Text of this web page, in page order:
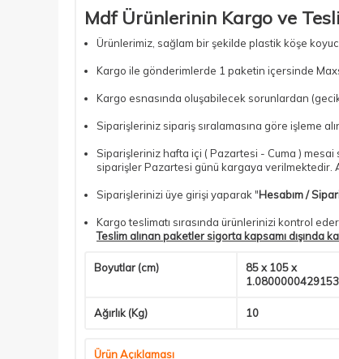
Mdf Ürünlerinin Kargo ve
Ürünlerimiz, sağlam bir şekilde plastik köşe
Kargo ile gönderimlerde 1 paketin içersinde
Kargo esnasında oluşabilecek sorunlardan
Siparişleriniz sipariş sıralamasına göre işleme
Siparişleriniz hafta içi ( Pazartesi - Cuma )
siparişler Pazartesi günü kargaya verilmektedir.
Siparişlerinizi üye girişi yaparak "Hesabım /
Kargo teslimatı sırasında ürünlerinizi kontrol
Teslim alınan paketler sigorta kapsamı dışında
Boyutlar (cm)
85 x 105 x
Ağırlık (Kg) 10
Ürün Açıklaması